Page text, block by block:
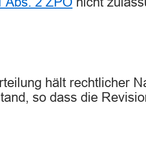
hält rechtlicher
so dass die